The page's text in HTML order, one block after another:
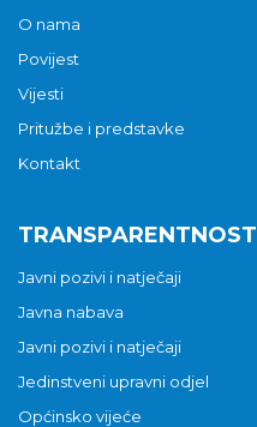
O nama
Povijest
Vijesti
Pritužbe i predstavke
Kontakt
TRANSPARENTNOST
Javni pozivi i natječaji
Javna nabava
Javni pozivi i natječaji
Jedinstveni upravni odjel
Općinsko vijeće